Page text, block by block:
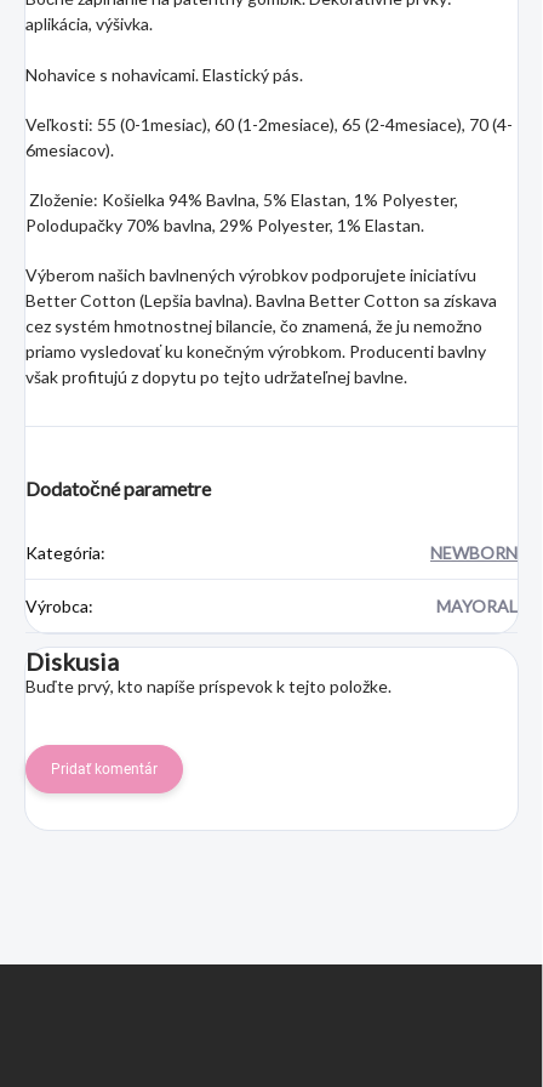
aplikácia, výšivka.
Nohavice s nohavicami. Elastický pás.
Veľkosti: 55 (0-1mesiac), 60 (1-2mesiace), 65 (2-4mesiace), 70 (4-
6mesiacov).
Zloženie: Košielka 94% Bavlna, 5% Elastan, 1% Polyester,
Polodupačky 70% bavlna, 29% Polyester, 1% Elastan.
Výberom našich bavlnených výrobkov podporujete iniciatívu
Better Cotton (Lepšia bavlna). Bavlna Better Cotton sa získava
cez systém hmotnostnej bilancie, čo znamená, že ju nemožno
priamo vysledovať ku konečným výrobkom. Producenti bavlny
však profitujú z dopytu po tejto udržateľnej bavlne.
Dodatočné parametre
Kategória: NEWBORN
Výrobca: MAYORAL
Diskusia
Buďte prvý, kto napíše príspevok k tejto položke.
Pridať komentár